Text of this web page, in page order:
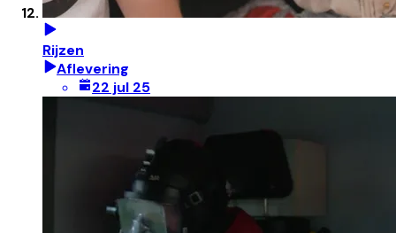
Rijzen
Aflevering
22 jul 25